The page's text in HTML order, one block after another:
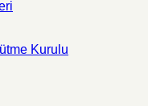
Kurulu